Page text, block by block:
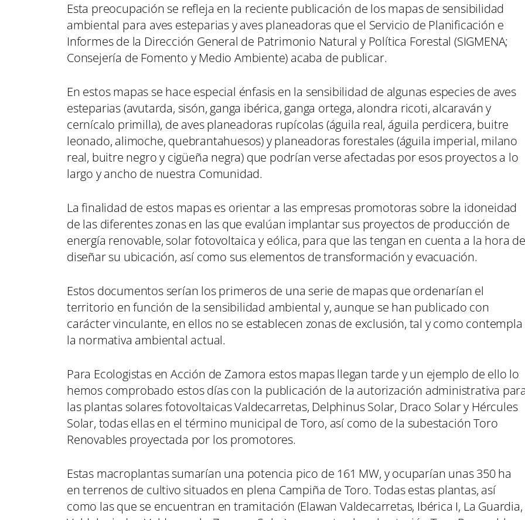
Esta preocupación se refleja en la reciente publicación de los mapas de sensibilidad
ambiental para aves esteparias y aves planeadoras que el Servicio de Planificación e
Informes de la Dirección General de Patrimonio Natural y Política Forestal (SIGMENA;
Consejería de Fomento y Medio Ambiente) acaba de publicar.
En estos mapas se hace especial énfasis en la sensibilidad de algunas especies de aves
esteparias (avutarda, sisón, ganga ibérica, ganga ortega, alondra ricoti, alcaraván y
cernícalo primilla), de aves planeadoras rupícolas (águila real, águila perdicera, buitre
leonado, alimoche, quebrantahuesos) y planeadoras forestales (águila imperial, milano
real, buitre negro y cigüeña negra) que podrían verse afectadas por esos proyectos a lo
largo y ancho de nuestra Comunidad.
La finalidad de estos mapas es orientar a las empresas promotoras sobre la idoneidad
de las diferentes zonas en las que evalúan implantar sus proyectos de producción de
energía renovable, solar fotovoltaica y eólica, para que las tengan en cuenta a la hora de
diseñar su ubicación, así como sus elementos de transformación y evacuación.
Estos documentos serían los primeros de una serie de mapas que ordenarían el
territorio en función de la sensibilidad ambiental y, aunque se han publicado con
carácter vinculante, en ellos no se establecen zonas de exclusión, tal y como contempla
la normativa ambiental actual.
Para Ecologistas en Acción de Zamora estos mapas llegan tarde y un ejemplo de ello lo
hemos comprobado estos días con la publicación de la autorización administrativa
las plantas solares fotovoltaicas Valdecarretas, Delphinus Solar, Draco Solar y Hércules
Solar, todas ellas en el término municipal de Toro, así como de la subestación Toro
Renovables proyectada por los promotores.
Estas macroplantas sumarían una potencia pico de 161 MW, y ocuparían unas 350 ha
en terrenos de cultivo situados en plena Campiña de Toro. Todas estas plantas, así
como las que se encuentran en tramitación (Elawan Valdecarretas, Ibérica I, La Guardia,